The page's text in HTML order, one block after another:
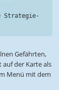
Strategie-
Gefährten,
auf der Karte als
Menü mit dem